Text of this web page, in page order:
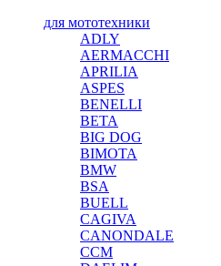
для мототехники
ADLY
AERMACCHI
APRILIA
ASPES
BENELLI
BETA
BIG DOG
BIMOTA
BMW
BSA
BUELL
CAGIVA
CANONDALE
CCM